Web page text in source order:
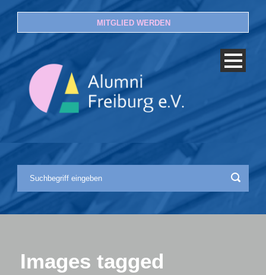
MITGLIED WERDEN
Images tagged